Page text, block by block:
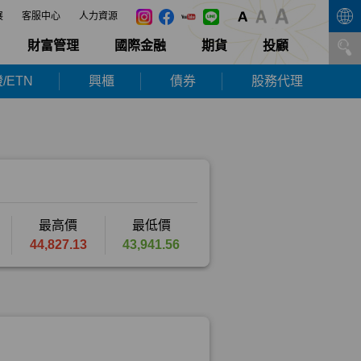
客服中心 人力資源
財富管理 國際金融 期貨 投顧
ETN 興櫃 債券 股務代理